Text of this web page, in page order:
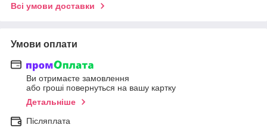
Всі умови доставки
Умови оплати
Ви отримаєте замовлення
або гроші повернуться на вашу картку
Детальніше
Післяплата